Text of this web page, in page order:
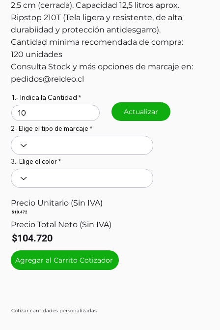
2,5 cm (cerrada). Capacidad 12,5 litros aprox.
Ripstop 210T (Tela ligera y resistente, de alta
durabiidad y protección antidesgarro).
Cantidad minima recomendada de compra:
120 unidades
Consulta Stock y más opciones de marcaje en:
pedidos@reideo.cl
Cotizar cantidades personalizadas
1.- Indica la Cantidad
Actualizar
2.- Elige el tipo de marcaje
3.- Elige el color
Precio Unitario (Sin IVA)
$10.472
Precio Total Neto (Sin IVA)
$104.720
Agregar al Carrito Cotizador